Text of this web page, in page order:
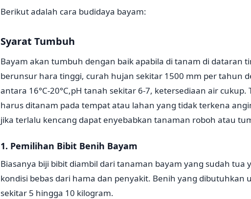
Berikut adalah cara budidaya bayam:
Syarat Tumbuh
Bayam akan tumbuh dengan baik apabila di tanam di dataran
berunsur hara tinggi, curah hujan sekitar 1500 mm per tahun
antara 16°C-20°C,pH tanah sekitar 6-7, ketersediaan air cukup.
harus ditanam pada tempat atau lahan yang tidak terkena
jika terlalu kencang dapat enyebabkan tanaman roboh atau
1. Pemilihan Bibit Benih Bayam
Biasanya biji bibit diambil dari tanaman bayam yang sudah tua
kondisi bebas dari hama dan penyakit. Benih yang dibutuhkan
sekitar 5 hingga 10 kilogram.